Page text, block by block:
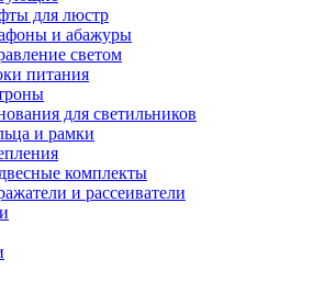
для люстр
и абажуры
светом
питания
для светильников
и рамки
комплекты
и рассеиватели